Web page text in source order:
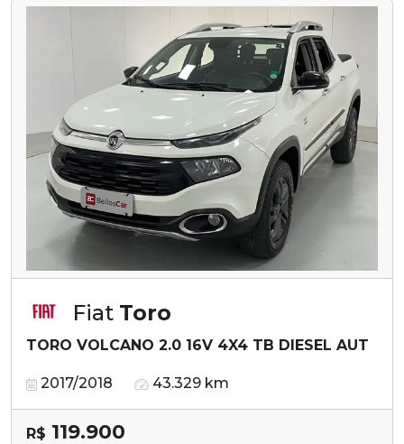
Fiat Toro
TORO VOLCANO 2.0 16V 4X4 TB DIESEL AUT
2017/2018 43.329 km
R$ 119.900